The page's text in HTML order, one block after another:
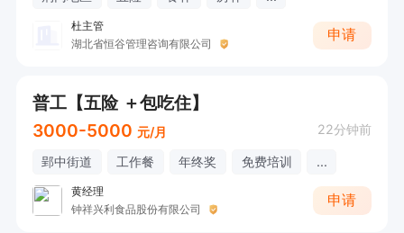
杜主管
湖北省恒谷管理咨询有限公司
申请
普工【五险 ＋包吃住】
3000-5000 元/月 22分钟前
郢中街道 工作餐 年终奖 免费培训 ...
黄经理
钟祥兴利食品股份有限公司
申请